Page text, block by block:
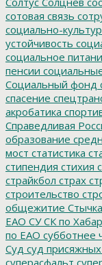
сотовая связь
социально-
устойчивость
социальное
пенсии
Социальный фонд
спасение
акробатика
Справедливая
образование
мост статистика
стипендия стихия
страйкбол страх
строительство
общежитие
ЕАО СУ СК по
по ЕАО субботнее
Суд суд присяжных
суперасфальт